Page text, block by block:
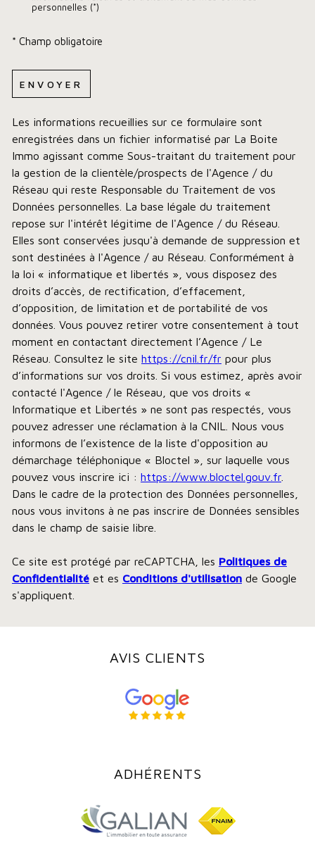
personnelles (*)
* Champ obligatoire
ENVOYER
Les informations recueillies sur ce formulaire sont
enregistrées dans un fichier informatisé par La Boite
Immo agissant comme Sous-traitant du traitement pour
la gestion de la clientèle/prospects de l'Agence / du
Réseau qui reste Responsable du Traitement de vos
Données personnelles. La base légale du traitement
repose sur l'intérêt légitime de l'Agence / du Réseau.
Elles sont conservées jusqu'à demande de suppression et
sont destinées à l'Agence / au Réseau. Conformément à
la loi « informatique et libertés », vous disposez des
droits d’accès, de rectification, d’effacement,
d’opposition, de limitation et de portabilité de vos
données. Vous pouvez retirer votre consentement à tout
moment en contactant directement l’Agence / Le
Réseau. Consultez le site https://cnil.fr/fr pour plus
d’informations sur vos droits. Si vous estimez, après avoir
contacté l'Agence / le Réseau, que vos droits «
Informatique et Libertés » ne sont pas respectés, vous
pouvez adresser une réclamation à la CNIL. Nous vous
informons de l’existence de la liste d'opposition au
démarchage téléphonique « Bloctel », sur laquelle vous
pouvez vous inscrire ici : https://www.bloctel.gouv.fr
Dans le cadre de la protection des Données personnelles,
nous vous invitons à ne pas inscrire de Données sensibles
dans le champ de saisie libre.
Ce site est protégé par reCAPTCHA, les Politiques de
Confidentialité et es Conditions d'utilisation de Google
s'appliquent.
AVIS CLIENTS
ADHÉRENTS